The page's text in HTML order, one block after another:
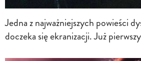
Jedna z najważniejszych powieści
doczeka się ekranizacji. Już